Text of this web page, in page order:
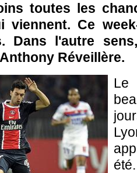
toutes les
Ce
Dans l'autre
Réveillère.
Le